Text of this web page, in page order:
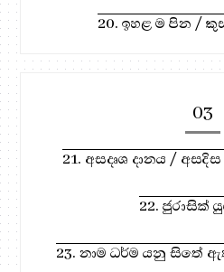
20. ඉහළ ම පින /
03
21. අසදෘශ දානය /
22. ජුරාසික්
23. නාම ධර්ම යනු සිතේ